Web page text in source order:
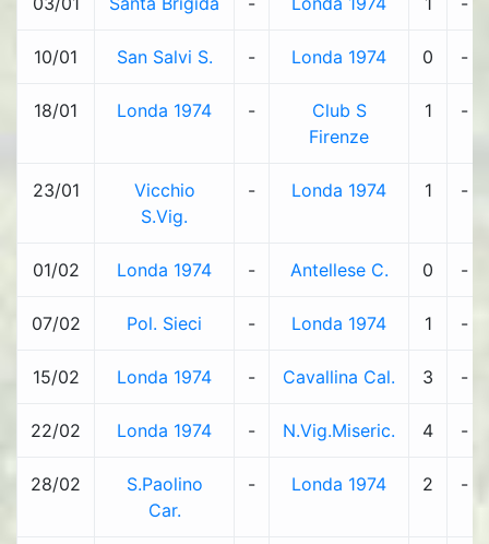
10/01 San Salvi S. - Londa 1974 0 -
18/01 Londa 1974 -
Club S
Firenze
1 -
23/01
Vicchio
S.Vig.
- Londa 1974 1 -
01/02 Londa 1974 - Antellese C. 0 -
07/02 Pol. Sieci - Londa 1974 1 -
15/02 Londa 1974 - Cavallina Cal. 3 -
22/02 Londa 1974 - N.Vig.Miseric. 4 -
28/02
S.Paolino
Car.
- Londa 1974 2 -